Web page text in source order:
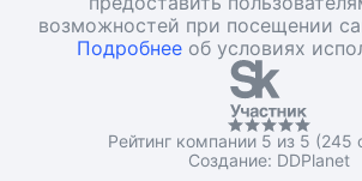
возможностей при посещении
Подробнее об условиях
Рейтинг компании 5 из 5 (245
Создание: DDPlanet